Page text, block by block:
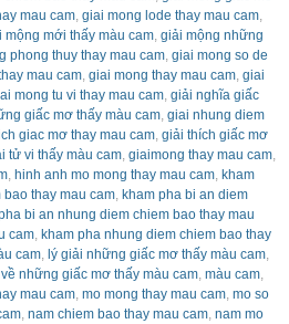
mau cam, giai mong lode thay mau cam,
mộng mới thấy màu cam, giải mộng những
phong thuy thay mau cam, giai mong so de
mau cam, giai mong thay mau cam, giai
mong tu vi thay mau cam, giải nghĩa giấc
giấc mơ thấy màu cam, giai nhung diem
giac mơ thay mau cam, giải thích giấc mơ
tử vi thấy màu cam, giaimong thay mau cam,
, hinh anh mo mong thay mau cam, kham
thay mau cam, kham pha bi an diem
bi an nhung diem chiem bao thay mau
cam, kham pha nhung diem chiem bao thay
cam, lý giải những giấc mơ thấy màu cam,
những giấc mơ thấy màu cam, màu cam,
mau cam, mo mong thay mau cam, mo so
, nam chiem bao thay mau cam, nam mo